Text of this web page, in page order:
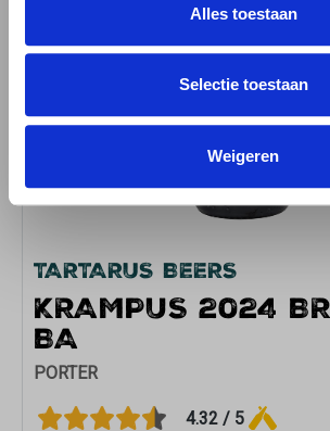
Alles toestaan
Selectie toestaan
Weigeren
TARTARUS BEERS
KRAMPUS 2024
BA
PORTER
4.32 / 5